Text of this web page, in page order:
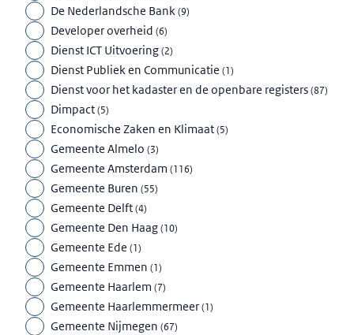
De Nederlandsche Bank(9)
Developer overheid (6)
Dienst ICT Uitvoering(2)
Dienst Publiek en Communicatie (1)
Dienst voor het kadaster en de openbare registers(87)
Dimpact(5)
Economische Zaken en Klimaat(5)
Gemeente Almelo (3)
Gemeente Amsterdam (116)
Gemeente Buren (55)
Gemeente Delft(4)
Gemeente Den Haag(10)
Gemeente Ede (1)
Gemeente Emmen (1)
Gemeente Haarlem (7)
Gemeente Haarlemmermeer(1)
Gemeente Nijmegen (67)